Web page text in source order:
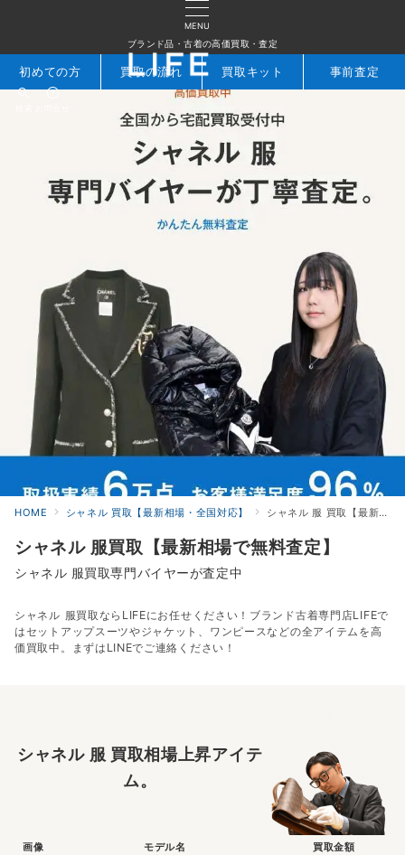
MENU
ブランド品・古着の高価買取・査定
初めての方 買取の流れ 買取キット 事前査定
HOME シャネル 買取【最新相場・全国対応】 シャネル 服 買取【最新相場・全国対応】
シャネル 服買取【最新相場で無料査定】
シャネル 服買取専門バイヤーが査定中
シャネル 服買取ならLIFEにお任せください！ブランド古着専門店LIFEで
はセットアップスーツやジャケット、ワンピースなどの全アイテムを高
価買取中。まずはLINEでご連絡ください！
シャネル 服 買取相場上昇アイテ
ム。
画像 モデル名 買取金額